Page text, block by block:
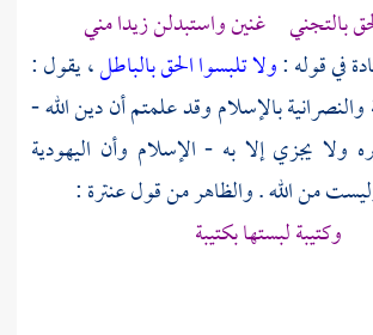
بالتجني غنين واستبدلن زيدا مني
في قوله :ولا تلبسوا الحق بالباطل، يقول :
والنصرانية بالإسلام وقد علمتم أن دين الله -
ولا يجزي إلا به - الإسلام وأن اليهودية
من الله . والظاهر من قولعنترة:
وكتيبة لبستها بكتيبة